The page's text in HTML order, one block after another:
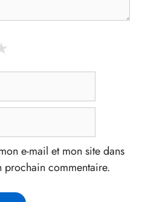
e-mail et mon site dans
commentaire.